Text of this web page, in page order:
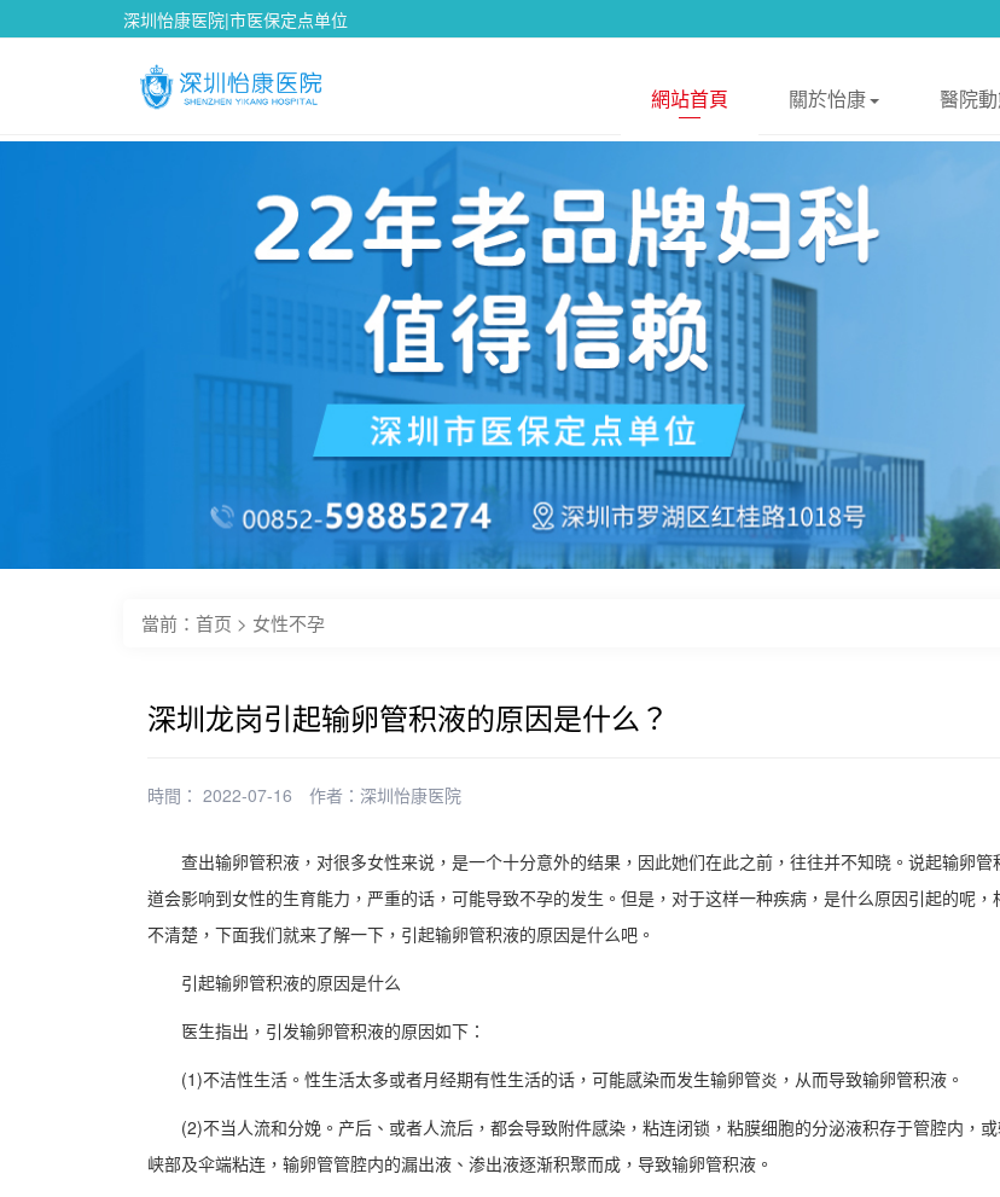
深圳怡康医院|市医保定点单位
網站首頁 關於怡康 醫院
當前： 首页 > 女性不孕
深圳龙岗引起输卵管积液的原因是什么？
時間： 2022-07-16 作者： 深圳怡康医院
查出输卵管积液，对很多女性来说，是一个十分意外的结果，因此她们在此之前，往往并不知晓。说起输卵管
道会影响到女性的生育能力，严重的话，可能导致不孕的发生。但是，对于这样一种疾病，是什么原因引起的呢，
不清楚，下面我们就来了解一下，引起输卵管积液的原因是什么吧。
引起输卵管积液的原因是什么
医生指出，引发输卵管积液的原因如下：
(1)不洁性生活。性生活太多或者月经期有性生活的话，可能感染而发生输卵管炎，从而导致输卵管积液。
(2)不当人流和分娩。产后、或者人流后，都会导致附件感染，粘连闭锁，粘膜细胞的分泌液积存于管腔内，
峡部及伞端粘连，输卵管管腔内的漏出液、渗出液逐渐积聚而成，导致输卵管积液。